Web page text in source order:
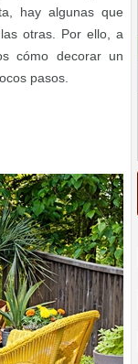
hay algunas que
otras. Por ello, a
cómo decorar un
pasos.